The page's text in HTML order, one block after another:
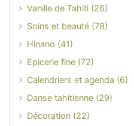
Vanille de Tahiti (26)
Soins et beauté (78)
Hinano (41)
Epicerie fine (72)
Calendriers et agenda (6)
Danse tahitienne (29)
Décoration (22)